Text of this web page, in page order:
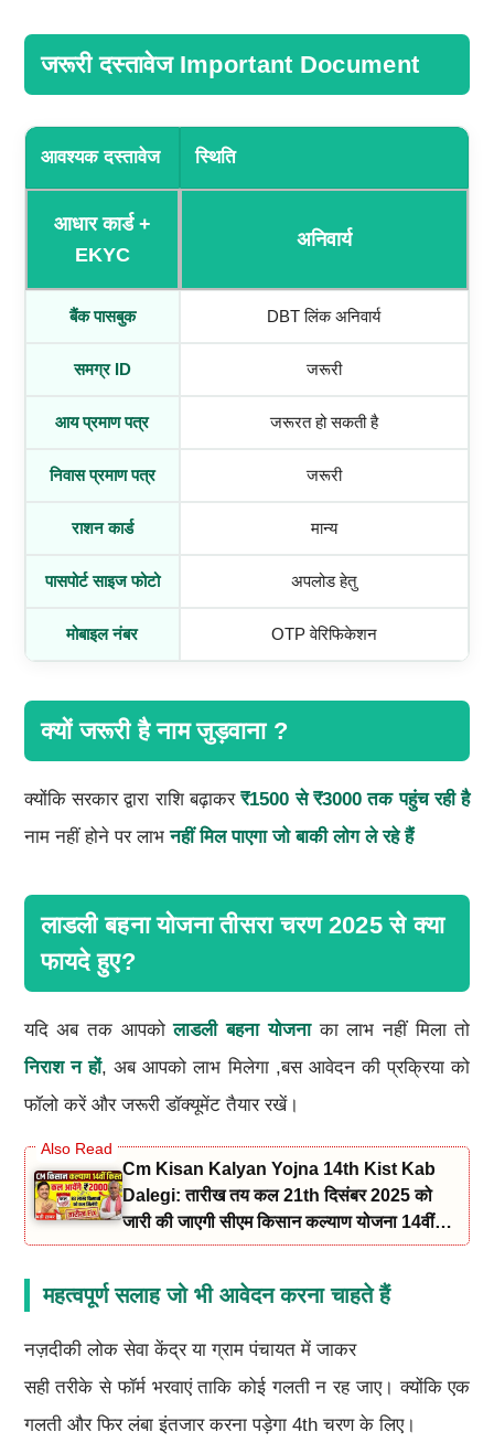
जरूरी दस्तावेज Important Document
आवश्यक दस्तावेज स्थिति
आधार कार्ड +
EKYC
अनिवार्य
बैंक पासबुक DBT लिंक अनिवार्य
समग्र ID जरूरी
आय प्रमाण पत्र जरूरत हो सकती है
निवास प्रमाण पत्र जरूरी
राशन कार्ड मान्य
पासपोर्ट साइज फोटो अपलोड हेतु
मोबाइल नंबर OTP वेरिफिकेशन
क्यों जरूरी है नाम जुड़वाना ?
क्योंकि सरकार द्वारा राशि बढ़ाकर₹1500 से ₹3000 तक पहुंच रही है
नाम नहीं होने पर लाभनहीं मिल पाएगा जो बाकी लोग ले रहे हैं
लाडली बहना योजना तीसरा चरण 2025 से क्या
फायदे हुए?
यदि अब तक आपकोलाडली बहना योजनाका लाभ नहीं मिला तो
निराश न हों, अब आपको लाभ मिलेगा ,बस आवेदन की प्रक्रिया को
फॉलो करें और जरूरी डॉक्यूमेंट तैयार रखें।
Cm Kisan Kalyan Yojna 14th Kist Kab
Dalegi: तारीख तय कल 21th दिसंबर 2025 को
जारी की जाएगी सीएम किसान कल्याण योजना 14वीं
किस्त फाइनल तारीख जारी
महत्वपूर्ण सलाह जो भी आवेदन करना चाहते हैं
नज़दीकी लोक सेवा केंद्र या ग्राम पंचायत में जाकर
सही तरीके से फॉर्म भरवाएं ताकि कोई गलती न रह जाए। क्योंकि एक
गलती और फिर लंबा इंतजार करना पड़ेगा 4th चरण के लिए।